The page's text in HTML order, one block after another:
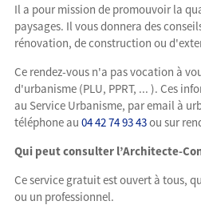
Il a pour mission de promouvoir la
paysages. Il vous donnera des
rénovation, de construction ou
Ce rendez-vous n'a pas vocation à
d'urbanisme (PLU, PPRT, ... ). Ces
au Service Urbanisme, par email à
téléphone au 04 42 74 93 43ou sur
Qui peut consulter l’Architecte-
Ce service gratuit est ouvert à tous,
ou un professionnel.